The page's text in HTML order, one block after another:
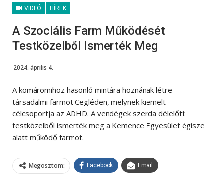
VIDEÓ HÍREK
A Szociális Farm Működését
Testközelből Ismerték Meg
2024. április 4.
A komáromihoz hasonló mintára hoznának létre
társadalmi farmot Cegléden, melynek kiemelt
célcsoportja az ADHD. A vendégek szerda délelőtt
testközelből ismerték meg a Kemence Egyesület égisze
alatt működő farmot.
Megosztom: Facebook Email